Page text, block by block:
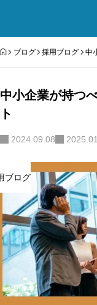
HOME
ブログ 採用ブログ 中
中小企業が持つ
ト
2024.09.08
ブログ